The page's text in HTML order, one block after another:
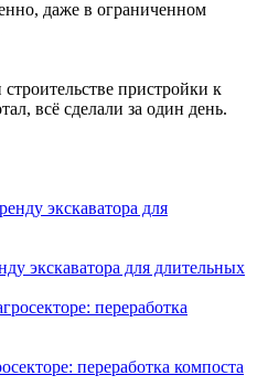
даже в ограниченном
пристройки к
всё сделали за один день.
экскаватора для длительных
переработка компоста